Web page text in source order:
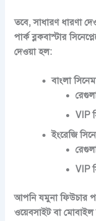
তবে, সাধারণ ধারণা
পার্ক ব্লকবাস্টার
দেওয়া হল:
বাংলা
VIP
ইংরেজি
VIP
আপনি যমুনা ফিউচার
ওয়েবসাইট বা মোবাইল